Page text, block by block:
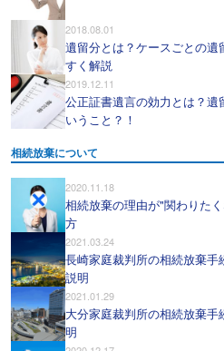
2018.08.01
遺留分とは？ケースごとの
すく解説
2019.12.11
公正証書遺言の効力とは？遺
いうこと？！
相続放棄について
2020.11.18
相続放棄の理由が"関わりた
方
2021.03.24
長崎家庭裁判所の相続放棄手
説明
2021.01.29
大分家庭裁判所の相続放棄
明